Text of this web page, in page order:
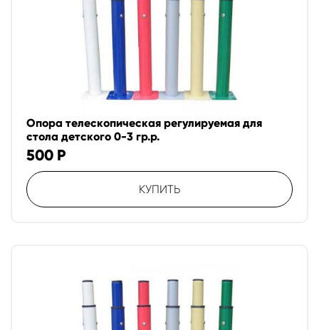
Опора телескопическая регулируемая для
стола детского 0-3 гр.р.
500 Р
КУПИТЬ